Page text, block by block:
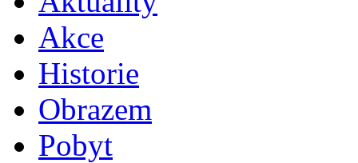
Akce
Historie
Obrazem
Pobyt